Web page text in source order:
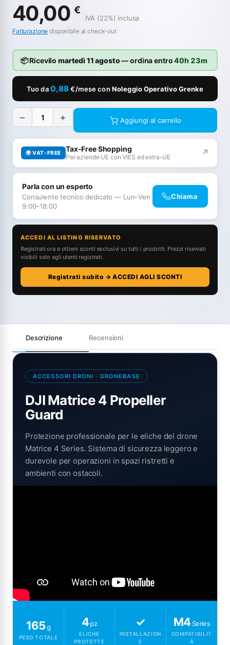
40,00€
IVA (22%) inclusa
Fatturazione disponibile al check-out
📦 Ricevilo martedì 11 agosto— ordina entro40h 23m
Tuo da0,88€/mese con Noleggio Operativo Grenke
− + Aggiungi al carrello
🌍 VAT-FREE Tax-Free Shopping
Per aziende UE con VIES ed extra-UE ↗
Parla con un esperto
Consulente tecnico dedicato — Lun–Ven
9:00–18:00
Chiama
ACCEDI AL LISTINO RISERVATO
Registrati ora e ottieni sconti esclusivi su tutti i prodotti. Prezzi riservati
visibili solo agli utenti registrati.
Registrati subito → ACCEDI AGLI SCONTI
Descrizione Recensioni
ACCESSORI DRONI · DRONEBASE
DJI Matrice 4 Propeller
Guard
Protezione professionale per le eliche del drone
Matrice 4 Series. Sistema di sicurezza leggero e
durevole per operazioni in spazi ristretti e
ambienti con ostacoli.
165g
PESO TOTALE
4pz
ELICHE
PROTETTE
✓
INSTALLAZION
E
M4Series
COMPATIBILIT
À